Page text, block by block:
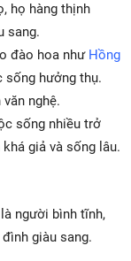
họ hàng thịnh
sang.
đào hoa như Hồng
sống hưởng thụ.
nghệ.
sống nhiều trở
giả và sống lâu.
người bình tĩnh,
giàu sang.